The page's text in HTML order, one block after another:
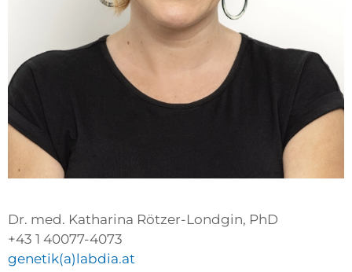
Dr. med. Katharina Rötzer-Londgin, PhD
+43 1 40077-4073
genetik(a)labdia.at